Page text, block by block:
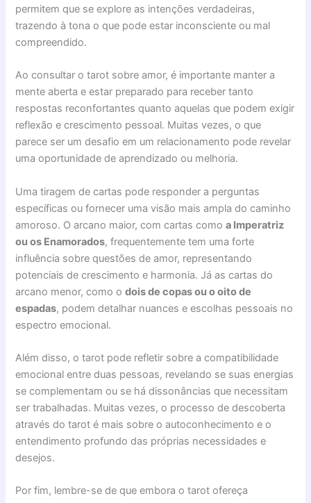
permitem que se explore as intenções verdadeiras,
trazendo à tona o que pode estar inconsciente ou mal
compreendido.
Ao consultar o tarot sobre amor, é importante manter a
mente aberta e estar preparado para receber tanto
respostas reconfortantes quanto aquelas que podem exigir
reflexão e crescimento pessoal. Muitas vezes, o que
parece ser um desafio em um relacionamento pode revelar
uma oportunidade de aprendizado ou melhoria.
Uma tiragem de cartas pode responder a perguntas
específicas ou fornecer uma visão mais ampla do caminho
amoroso. O arcano maior, com cartas comoa Imperatriz
ou os Enamorados, frequentemente tem uma forte
influência sobre questões de amor, representando
potenciais de crescimento e harmonia. Já as cartas do
arcano menor, como odois de copas ou o oito de
espadas, podem detalhar nuances e escolhas pessoais no
espectro emocional.
Além disso, o tarot pode refletir sobre a compatibilidade
emocional entre duas pessoas, revelando se suas energias
se complementam ou se há dissonâncias que necessitam
ser trabalhadas. Muitas vezes, o processo de descoberta
através do tarot é mais sobre o autoconhecimento e o
entendimento profundo das próprias necessidades e
desejos.
Por fim, lembre-se de que embora o tarot ofereça